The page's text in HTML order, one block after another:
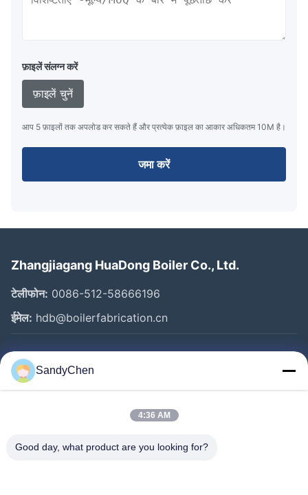
फ़ाइलें संलग्न करें
फ़ाइलें चुनें
आप 5 फ़ाइलों तक अपलोड कर सकते हैं और प्रत्येक फ़ाइल का आकार अधिकतम 10M है।
जमा करें
Zhangjiagang HuaDong Boiler Co., Ltd.
टेलीफोन: 0086-512-58666196
ईमेल: hdb@boilerfabrication.cn
त्वरित लिंक
घर
वीडियो
SandyChen
4:36 AM
Good day, what product are you looking for?